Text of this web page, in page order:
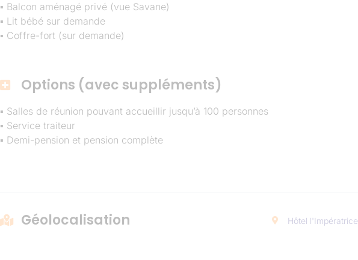
▪ Balcon aménagé privé (vue Savane)
▪ Lit bébé sur demande
▪ Coffre-fort (sur demande)
Options (avec suppléments)
▪ Salles de réunion pouvant accueillir jusqu’à 100 personnes
▪ Service traiteur
▪ Demi-pension et pension complète
Géolocalisation Hôtel l'Impératrice